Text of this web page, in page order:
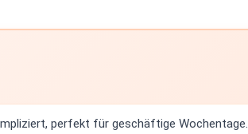
perfekt für geschäftige Wochentage.